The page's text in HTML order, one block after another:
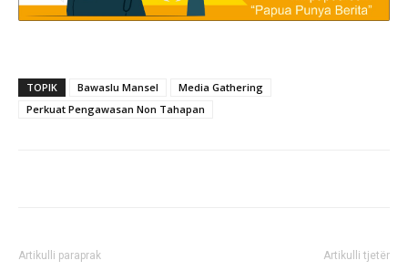
TOPIK Bawaslu Mansel
Media Gathering
Perkuat Pengawasan Non Tahapan
Artikulli paraprak Artikulli tjetër